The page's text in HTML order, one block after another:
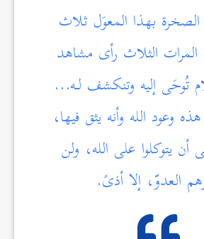
بهذا المعوَل ثلاث
الثلاث رأى مشاهد
تُوحَى إليه وتنكشف لـه…
وعود الله وأنه يثق فيها،
يتوكلوا على الله، ولن
العدوّ، إلا أذىً.